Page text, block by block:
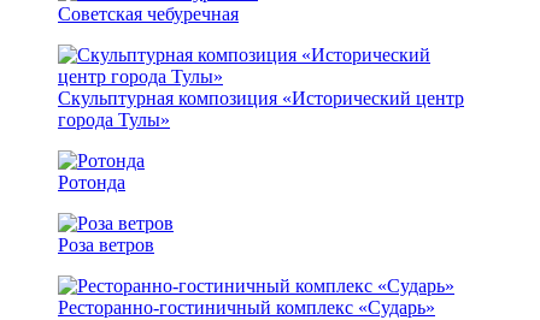
Советская чебуречная
Скульптурная композиция «Исторический центр
города Тулы»
Ротонда
Роза ветров
Ресторанно-гостиничный комплекс «Сударь»